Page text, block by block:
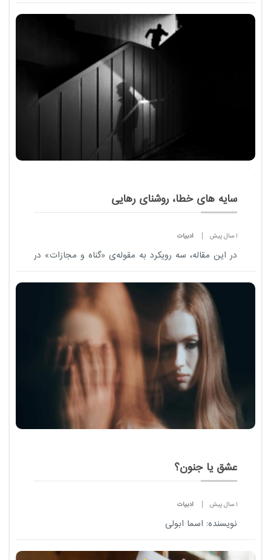
سایه های خطا، روشنای رهایی
1 سال پیش ادبیات
در این مقاله، سه رویکرد به مقوله‌ی «گناه و مجازات» در
نگاهی به شاهنامه فردوسی و رمزگان اخلاقی آن در فهم
گناه؛ دوم، تحلیل مفهومی عدالت و مجازات در مثنوی
عشق یا جنون؟
1 سال پیش ادبیات
نویسنده: اسما ابولی
عشق و جنون، دو واژه‌ی به ظاهر متضاد، اما در بسیاری